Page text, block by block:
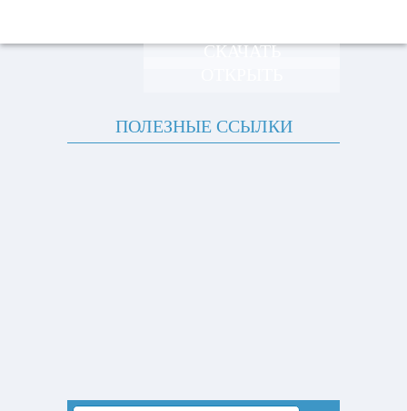
СКАЧАТЬ
ПОЛЕЗНЫЕ ССЫЛКИ